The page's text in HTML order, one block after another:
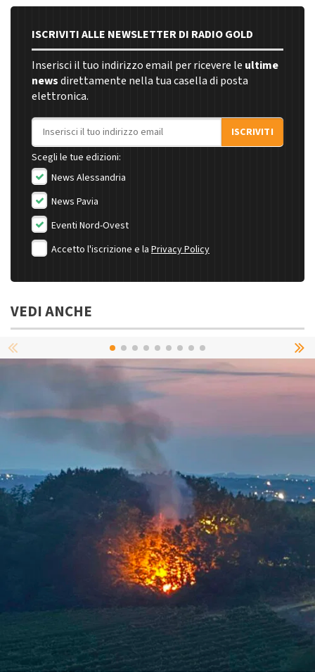
ISCRIVITI ALLE NEWSLETTER DI RADIO GOLD
Inserisci il tuo indirizzo email per ricevere le ultime
newsdirettamente nella tua casella di posta
elettronica.
Indirizzo email
ISCRIVITI
Scegli le tue edizioni:
News Alessandria
News Pavia
Eventi Nord-Ovest
Accetto l'iscrizione e la Privacy Policy
VEDI ANCHE